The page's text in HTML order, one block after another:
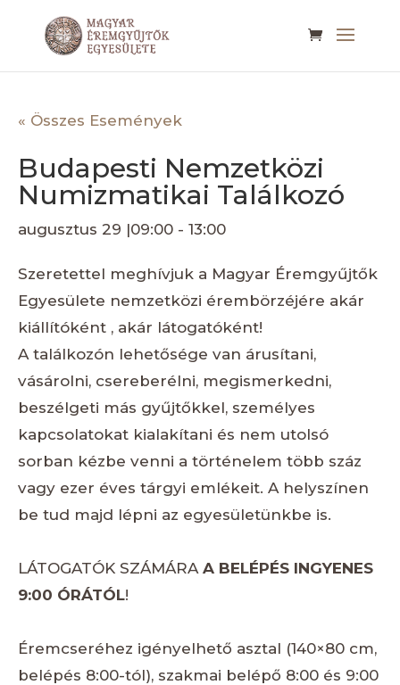
« Összes Események
Budapesti Nemzetközi
Numizmatikai Találkozó
augusztus 29 |09:00 - 13:00
Szeretettel meghívjuk a Magyar Éremgyűjtők
Egyesülete nemzetközi érembörzéjére akár
kiállítóként , akár látogatóként!
A találkozón lehetősége van árusítani,
vásárolni, csereberélni, megismerkedni,
beszélgeti más gyűjtőkkel, személyes
kapcsolatokat kialakítani és nem utolsó
sorban kézbe venni a történelem több száz
vagy ezer éves tárgyi emlékeit. A helyszínen
be tud majd lépni az egyesületünkbe is.
LÁTOGATÓK SZÁMÁRA A BELÉPÉS INGYENES
9:00 ÓRÁTÓL!
Éremcseréhez igényelhető asztal (140×80 cm,
belépés 8:00-tól), szakmai belépő 8:00 és 9:00